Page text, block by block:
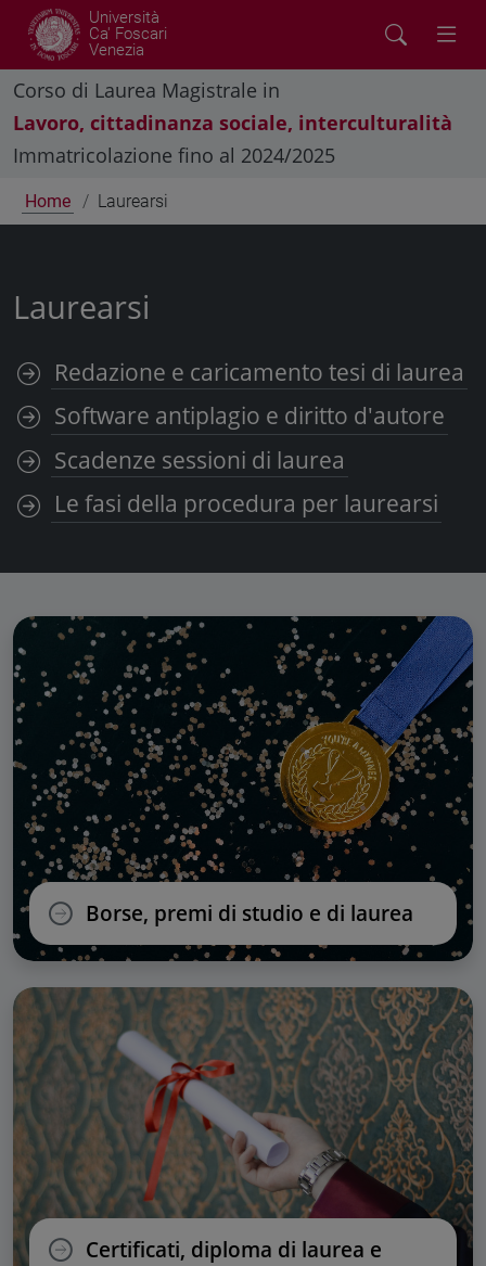
Università
Ca' Foscari
Venezia
Corso di Laurea Magistrale in
Lavoro, cittadinanza sociale, interculturalità
Immatricolazione fino al 2024/2025
Home Laurearsi
Laurearsi
Redazione e caricamento tesi di laurea
Software antiplagio e diritto d'autore
Scadenze sessioni di laurea
Le fasi della procedura per laurearsi
Borse, premi di studio e di laurea
Certificati, diploma di laurea e